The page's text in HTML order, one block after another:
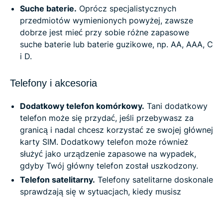
Suche baterie. Oprócz specjalistycznych
przedmiotów wymienionych powyżej, zawsze
dobrze jest mieć przy sobie różne zapasowe
suche baterie lub baterie guzikowe, np. AA, AAA, C
i D.
Telefony i akcesoria
Dodatkowy telefon komórkowy. Tani dodatkowy
telefon może się przydać, jeśli przebywasz za
granicą i nadal chcesz korzystać ze swojej głównej
karty SIM. Dodatkowy telefon może również
służyć jako urządzenie zapasowe na wypadek,
gdyby Twój główny telefon został uszkodzony.
Telefon satelitarny. Telefony satelitarne doskonale
sprawdzają się w sytuacjach, kiedy musisz